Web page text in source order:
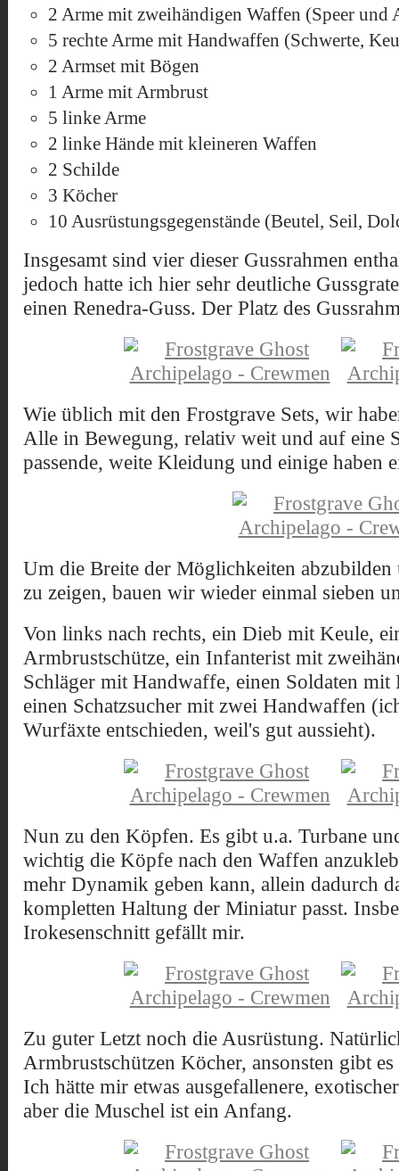
2 Arme mit zweihändigen Waffen (Speer und
5 rechte Arme mit Handwaffen (Schwerte,
2 Armset mit Bögen
1 Arme mit Armbrust
5 linke Arme
2 linke Hände mit kleineren Waffen
2 Schilde
3 Köcher
10 Ausrüstungsgegenstände (Beutel, Seil,
Insgesamt sind vier dieser Gussrahmen
jedoch hatte ich hier sehr deutliche
einen Renedra-Guss. Der Platz des
Wie üblich mit den Frostgrave Sets, wir
Alle in Bewegung, relativ weit und auf eine
passende, weite Kleidung und einige haben
Um die Breite der Möglichkeiten
zu zeigen, bauen wir wieder einmal sieben
Von links nach rechts, ein Dieb mit Keule,
Armbrustschütze, ein Infanterist mit
Schläger mit Handwaffe, einen Soldaten
einen Schatzsucher mit zwei Handwaffen
Wurfäxte entschieden, weil's gut aussieht).
Nun zu den Köpfen. Es gibt u.a. Turbane
wichtig die Köpfe nach den Waffen
mehr Dynamik geben kann, allein dadurch
kompletten Haltung der Miniatur passt.
Irokesenschnitt gefällt mir.
Zu guter Letzt noch die Ausrüstung.
Armbrustschützen Köcher, ansonsten gibt
Ich hätte mir etwas ausgefallenere,
aber die Muschel ist ein Anfang.